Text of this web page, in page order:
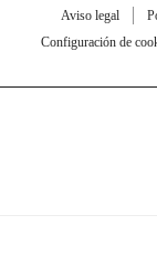
Aviso legal
Configuración de